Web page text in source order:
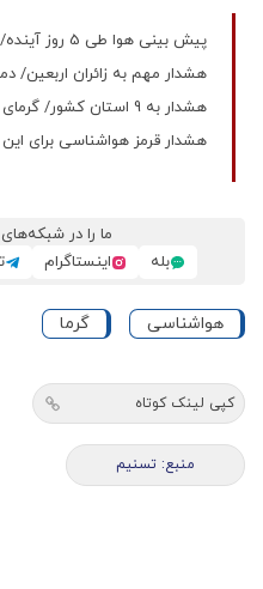
پیش بینی هوا طی 5 روز آینده/ کاهش نسبی دما در این نقاط
هشدار مهم به زائران اربعین/ دمای این
هشدار به 9 استان کشور/ گرمای شدید در راه است
هشدار قرمز هواشناسی برای
ما را در
بله
اینستاگرام
هواشناسی گرما
کپی لینک کوتاه
منبع: تسنیم